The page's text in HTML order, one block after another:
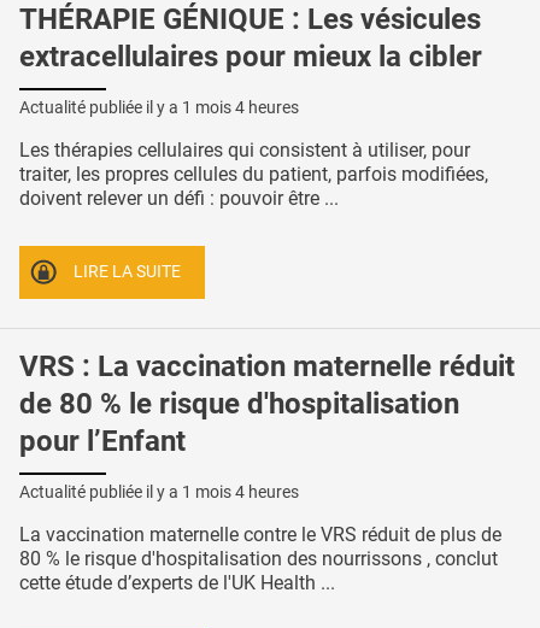
THÉRAPIE GÉNIQUE : Les vésicules
extracellulaires pour mieux la cibler
Actualité publiée il y a 1 mois 4 heures
Les thérapies cellulaires qui consistent à utiliser, pour
traiter, les propres cellules du patient, parfois modifiées,
doivent relever un défi : pouvoir être ...
LIRE LA SUITE
VRS : La vaccination maternelle réduit
de 80 % le risque d'hospitalisation
pour l’Enfant
Actualité publiée il y a 1 mois 4 heures
La vaccination maternelle contre le VRS réduit de plus de
80 % le risque d'hospitalisation des nourrissons , conclut
cette étude d’experts de l'UK Health ...